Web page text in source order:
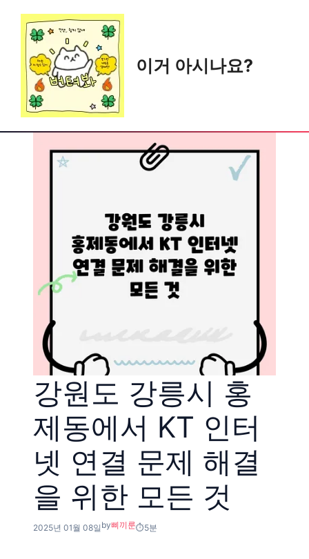
content
이거 아시나요?
강원도 강릉시 홍
제동에서 KT 인터
넷 연결 문제 해결
을 위한 모든 것
2025년 01월 08일 by삐끼룬 5분